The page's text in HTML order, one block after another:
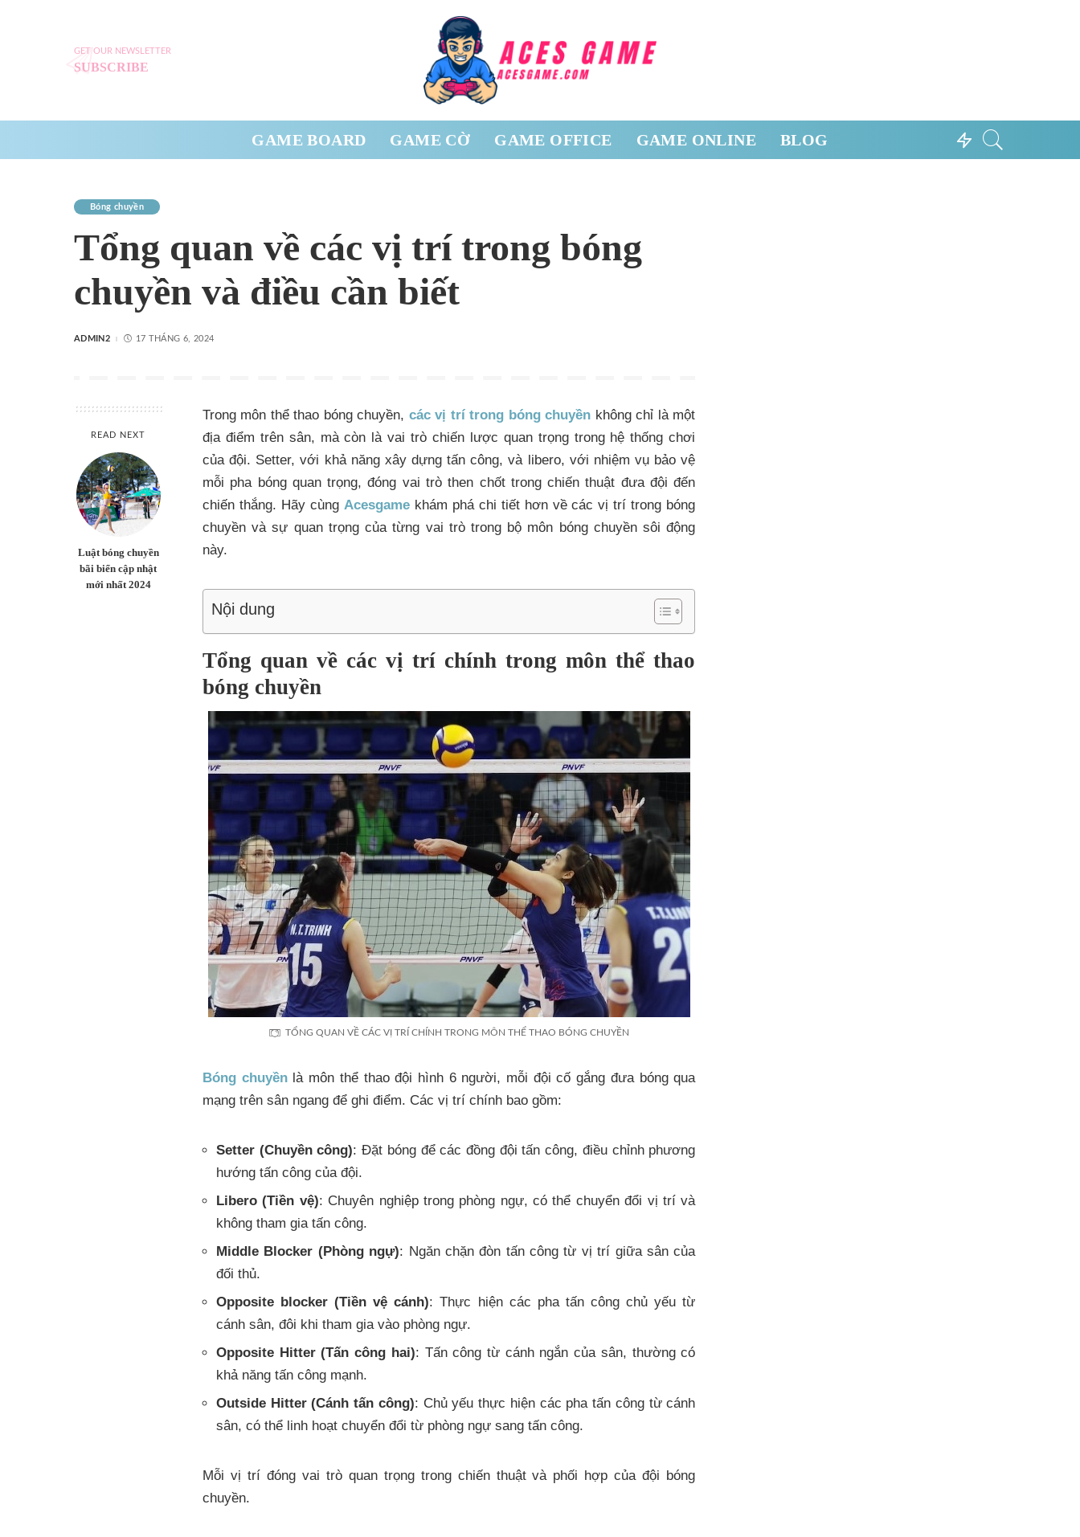
GET OUR NEWSLETTER
SUBSCRIBE
GAME BOARD GAME CỜ GAME OFFICE GAME ONLINE BLOG
Bóng chuyền
Tổng quan về các vị trí trong bóng
chuyền và điều cần biết
ADMIN2 17 THÁNG 6, 2024
READ NEXT
Luật bóng chuyền
bãi biển cập nhật
mới nhất 2024
Trong môn thể thao bóng chuyền, các vị trí trong bóng chuyền không chỉ là một
địa điểm trên sân, mà còn là vai trò chiến lược quan trọng trong hệ thống chơi
của đội. Setter, với khả năng xây dựng tấn công, và libero, với nhiệm vụ bảo vệ
mỗi pha bóng quan trọng, đóng vai trò then chốt trong chiến thuật đưa đội đến
chiến thắng. Hãy cùng Acesgamekhám phá chi tiết hơn về các vị trí trong bóng
chuyền và sự quan trọng của từng vai trò trong bộ môn bóng chuyền sôi động
này.
Nội dung
Tổng quan về các vị trí chính trong môn thể thao
bóng chuyền
TỔNG QUAN VỀ CÁC VỊ TRÍ CHÍNH TRONG MÔN THỂ THAO BÓNG CHUYỀN
Bóng chuyềnlà môn thể thao đội hình 6 người, mỗi đội cố gắng đưa bóng qua
mạng trên sân ngang để ghi điểm. Các vị trí chính bao gồm:
Setter (Chuyền công): Đặt bóng để các đồng đội tấn công, điều chỉnh phương
hướng tấn công của đội.
Libero (Tiền vệ): Chuyên nghiệp trong phòng ngự, có thể chuyển đổi vị trí và
không tham gia tấn công.
Middle Blocker (Phòng ngự): Ngăn chặn đòn tấn công từ vị trí giữa sân của
đối thủ.
Opposite blocker (Tiền vệ cánh): Thực hiện các pha tấn công chủ yếu từ
cánh sân, đôi khi tham gia vào phòng ngự.
Opposite Hitter (Tấn công hai): Tấn công từ cánh ngắn của sân, thường có
khả năng tấn công mạnh.
Outside Hitter (Cánh tấn công): Chủ yếu thực hiện các pha tấn công từ cánh
sân, có thể linh hoạt chuyển đổi từ phòng ngự sang tấn công.
Mỗi vị trí đóng vai trò quan trọng trong chiến thuật và phối hợp của đội bóng
chuyền.